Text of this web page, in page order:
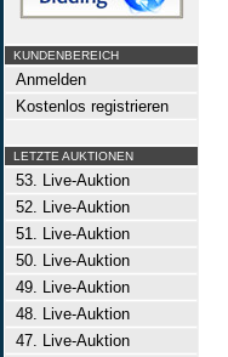
KUNDENBEREICH
Anmelden
Kostenlos registrieren
LETZTE AUKTIONEN
53. Live-Auktion
52. Live-Auktion
51. Live-Auktion
50. Live-Auktion
49. Live-Auktion
48. Live-Auktion
47. Live-Auktion